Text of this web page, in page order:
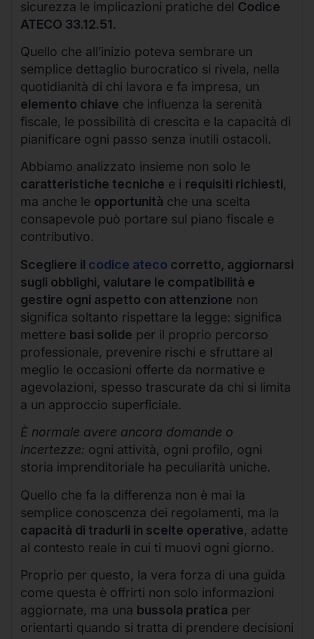
sicurezza le implicazioni pratiche del Codice
ATECO 33.12.51.
Quello che all’inizio poteva sembrare un
semplice dettaglio burocratico si rivela, nella
quotidianità di chi lavora e fa impresa, un
elemento chiave che influenza la serenità
fiscale, le possibilità di crescita e la capacità di
pianificare ogni passo senza inutili ostacoli.
Abbiamo analizzato insieme non solo le
caratteristiche tecniche e i requisiti richiesti,
ma anche le opportunità che una scelta
consapevole può portare sul piano fiscale e
contributivo.
Scegliere il codice ateco corretto, aggiornarsi
sugli obblighi, valutare le compatibilità e
gestire ogni aspetto con attenzione non
significa soltanto rispettare la legge: significa
mettere basi solide per il proprio percorso
professionale, prevenire rischi e sfruttare al
meglio le occasioni offerte da normative e
agevolazioni, spesso trascurate da chi si limita
a un approccio superficiale.
È normale avere ancora domande o
incertezze: ogni attività, ogni profilo, ogni
storia imprenditoriale ha peculiarità uniche.
Quello che fa la differenza non è mai la
semplice conoscenza dei regolamenti, ma la
capacità di tradurli in scelte operative, adatte
al contesto reale in cui ti muovi ogni giorno.
Proprio per questo, la vera forza di una guida
come questa è offrirti non solo informazioni
aggiornate, ma una bussola pratica per
orientarti quando si tratta di prendere decisioni